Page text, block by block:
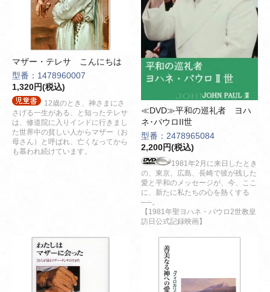
マザー・テレサ こんにちは
型番：1478960007
1,320円(税込)
12歳のとき、神さまにさ
さげる一生がある、と知ったテレサ
は、修道院に入りインドに行きまし
た世界中の貧しい人からマザー（お
母さん）と呼ばれ、亡くなってから
も慕われ続けています。
≪DVD≫平和の巡礼者 ヨハ
ネ･パウロII世
型番：2478965084
2,200円(税込)
1981年2月に来日したとき
の、東京、広島、長崎で彼が残した
愛と平和のメッセージが、今、ここ
に、新たに私たちの心を熱くする
──。
【1981年聖ヨハネ・パウロ2世教皇
訪日公式記録映画】